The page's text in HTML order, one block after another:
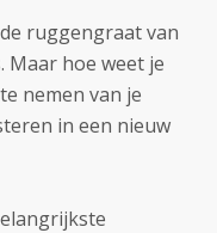
ruggengraat van
Maar hoe weet je
nemen van je
in een nieuw